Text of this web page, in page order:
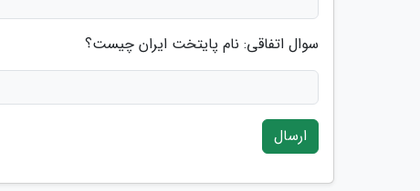
سوال اتفاقی: نام پایتخت ایران چیست؟
ارسال